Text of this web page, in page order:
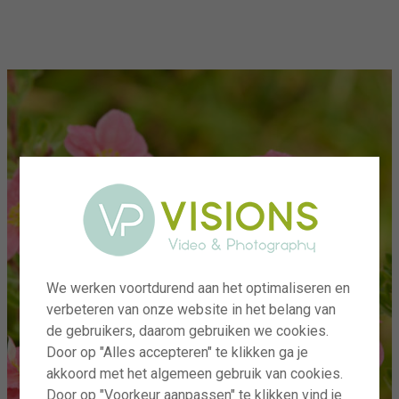
We werken voortdurend aan het optimaliseren en
verbeteren van onze website in het belang van
de gebruikers, daarom gebruiken we cookies.
Door op "Alles accepteren" te klikken ga je
akkoord met het algemeen gebruik van cookies.
Door op "Voorkeur aanpassen" te klikken vind je